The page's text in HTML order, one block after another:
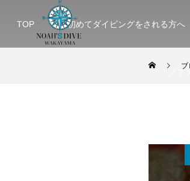
TOP 初めてダイビングをされる方へ
ノ
ブ